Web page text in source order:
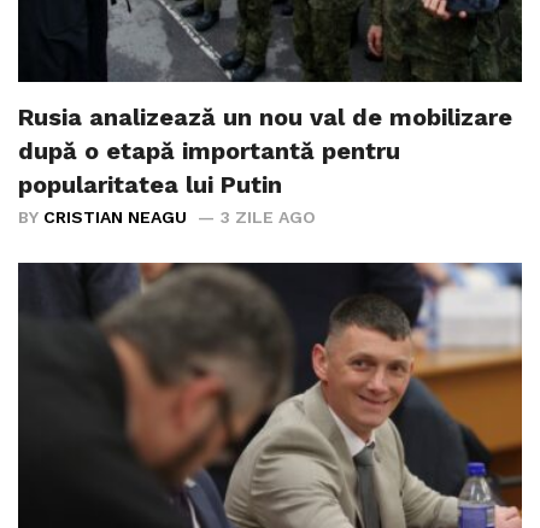
Rusia analizează un nou val de mobilizare
după o etapă importantă pentru
popularitatea lui Putin
BY CRISTIAN NEAGU 3 ZILE AGO